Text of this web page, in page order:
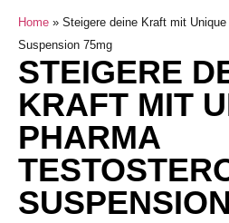
Home » Steigere deine Kraft mit
Suspension 75mg
STEIGERE
KRAFT MIT
PHARMA